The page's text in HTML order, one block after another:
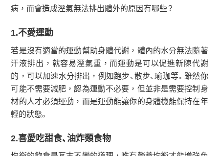
病，而會造成溼氣無法排出體外的原因有哪些？
1.不愛運動
若是沒有適當的運動幫助身體代謝，體內的水分無法隨著
汗液排出，就容易溼氣重，而運動是可以促進新陳代謝
的，可以加速水分排出，例如跑步、散步、瑜珈等。雖然你
可能不需要減肥，認為運動不必要，但並非是需要控制身
材的人才必須運動，而是運動能讓你的身體機能保持在年
輕的狀態。
2.喜愛吃甜食、油炸類食物